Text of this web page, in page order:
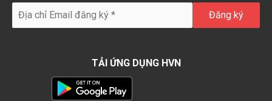
TẢI ỨNG DỤNG HVN